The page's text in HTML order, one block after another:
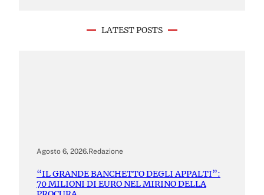
LATEST POSTS
Agosto 6, 2026.Redazione
“IL GRANDE BANCHETTO DEGLI APPALTI”:
70 MILIONI DI EURO NEL MIRINO DELLA